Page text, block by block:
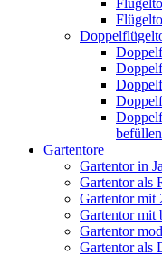
befüllen
Gartentore
Gartentor in
Gartentor als
Gartentor mit
Gartentor mit
Gartentor
Gartentor als